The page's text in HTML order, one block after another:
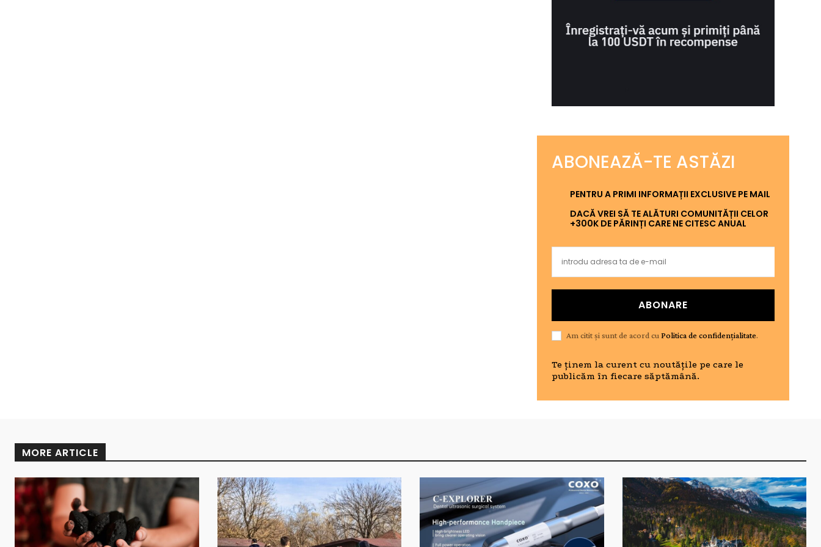
ABONEAZĂ-TE ASTĂZI
PENTRU A PRIMI INFORMAȚII EXCLUSIVE PE MAIL
DACĂ VREI SĂ TE ALĂTURI COMUNITĂȚII CELOR
+300K DE PĂRINȚI CARE NE CITESC ANUAL
ABONARE
Am citit și sunt de acord cuPolitica de confidențialitate.
Te ținem la curent cu noutățile pe care le
publicăm în fiecare săptămână.
MORE ARTICLE